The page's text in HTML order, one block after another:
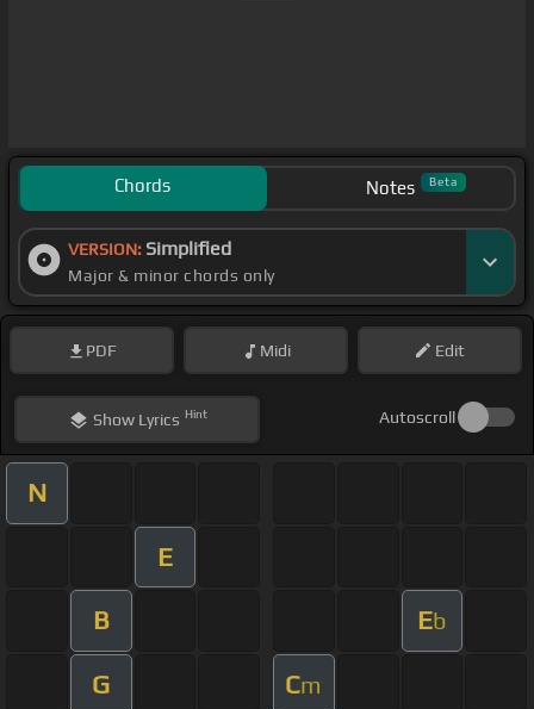
Chords Notes Beta
VERSION: Simplified
Major & minor chords only
PDF Midi Edit
ShowLyrics Hint Autoscroll
N
E
B Eb
G Cm